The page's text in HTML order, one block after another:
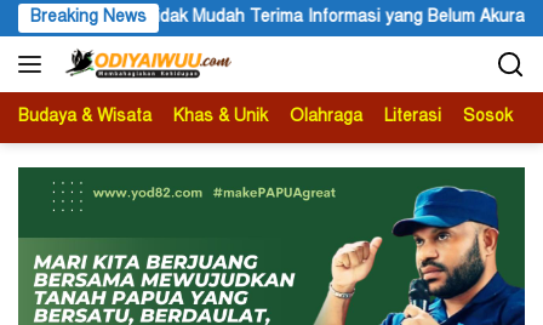
Langsung
ke
konten
Breaking News
Informasi yang Belum Akurat Darius Sabon Rain: 19
Budaya & Wisata Khas & Unik Olahraga Literasi Sosok